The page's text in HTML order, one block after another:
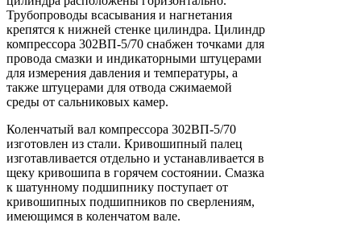
Трубопроводы всасывания и нагнетания
крепятся к нижней стенке цилиндра. Цилиндр
компрессора 302ВП-5/70 снабжен точками для
провода смазки и индикаторными штуцерами
для измерения давления и температуры, а
также штуцерами для отвода сжимаемой
среды от сальниковых камер.
Коленчатый вал компрессора 302ВП-5/70
изготовлен из стали. Кривошипный палец
изготавливается отдельно и устанавливается в
щеку кривошипа в горячем состоянии. Смазка
к шатунному подшипнику поступает от
кривошипных подшипников по сверлениям,
имеющимся в коленчатом вале.